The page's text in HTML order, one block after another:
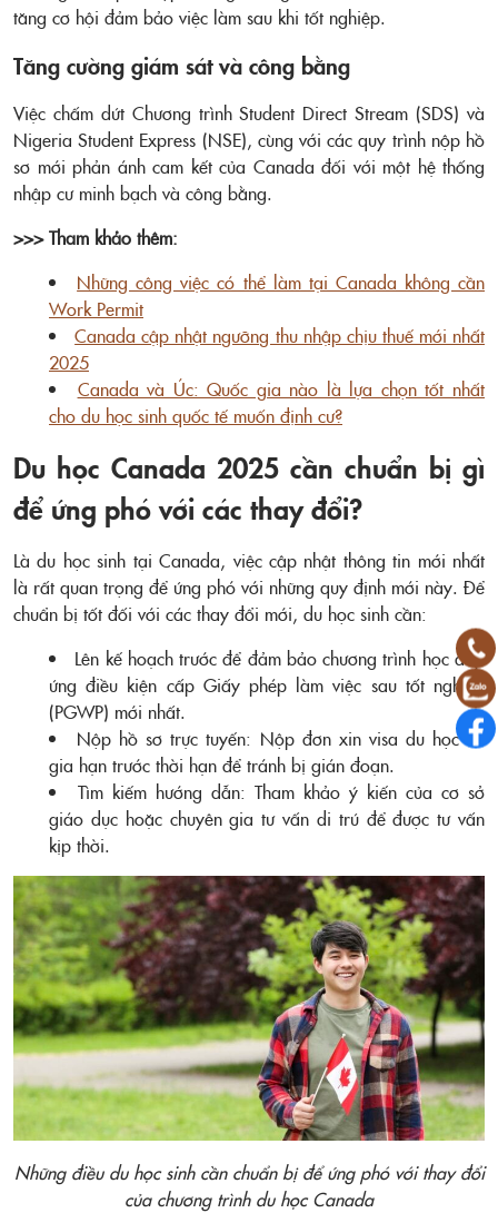
tăng cơ hội đảm bảo việc làm sau khi tốt nghiệp.
Tăng cường giám sát và công bằng
Việc chấm dứt Chương trình Student Direct Stream (SDS) và
Nigeria Student Express (NSE), cùng với các quy trình nộp hồ
sơ mới phản ánh cam kết của Canada đối với một hệ thống
nhập cư minh bạch và công bằng.
>>> Tham khảo thêm:
Những công việc có thể làm tại Canada không cần
Work Permit
Canada cập nhật ngưỡng thu nhập chịu thuế mới nhất
2025
Canada và Úc: Quốc gia nào là lựa chọn tốt nhất
cho du học sinh quốc tế muốn định cư?
Du học Canada 2025 cần chuẩn bị gì
để ứng phó với các thay đổi?
Là du học sinh tại Canada, việc cập nhật thông tin mới nhất
là rất quan trọng để ứng phó với những quy định mới này. Để
chuẩn bị tốt đối với các thay đổi mới, du học sinh cần:
Lên kế hoạch trước để đảm bảo chương trình học đáp
ứng điều kiện cấp Giấy phép làm việc sau tốt nghiệp
(PGWP) mới nhất.
Nộp hồ sơ trực tuyến: Nộp đơn xin visa du học và
gia hạn trước thời hạn để tránh bị gián đoạn.
Tìm kiếm hướng dẫn: Tham khảo ý kiến ​​của cơ sở
giáo dục hoặc chuyên gia tư vấn di trú để được tư vấn
kịp thời.
Những điều du học sinh cần chuẩn bị để ứng phó với thay đổi
của chương trình du học Canada